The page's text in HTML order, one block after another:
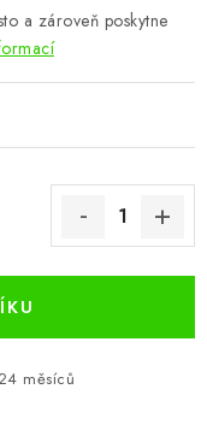
a zároveň poskytne
měsíců